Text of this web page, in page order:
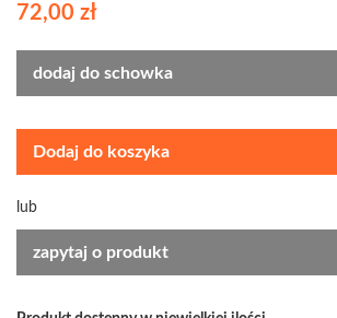
72,00 zł
dodaj do schowka
Dodaj do koszyka
lub
zapytaj o produkt